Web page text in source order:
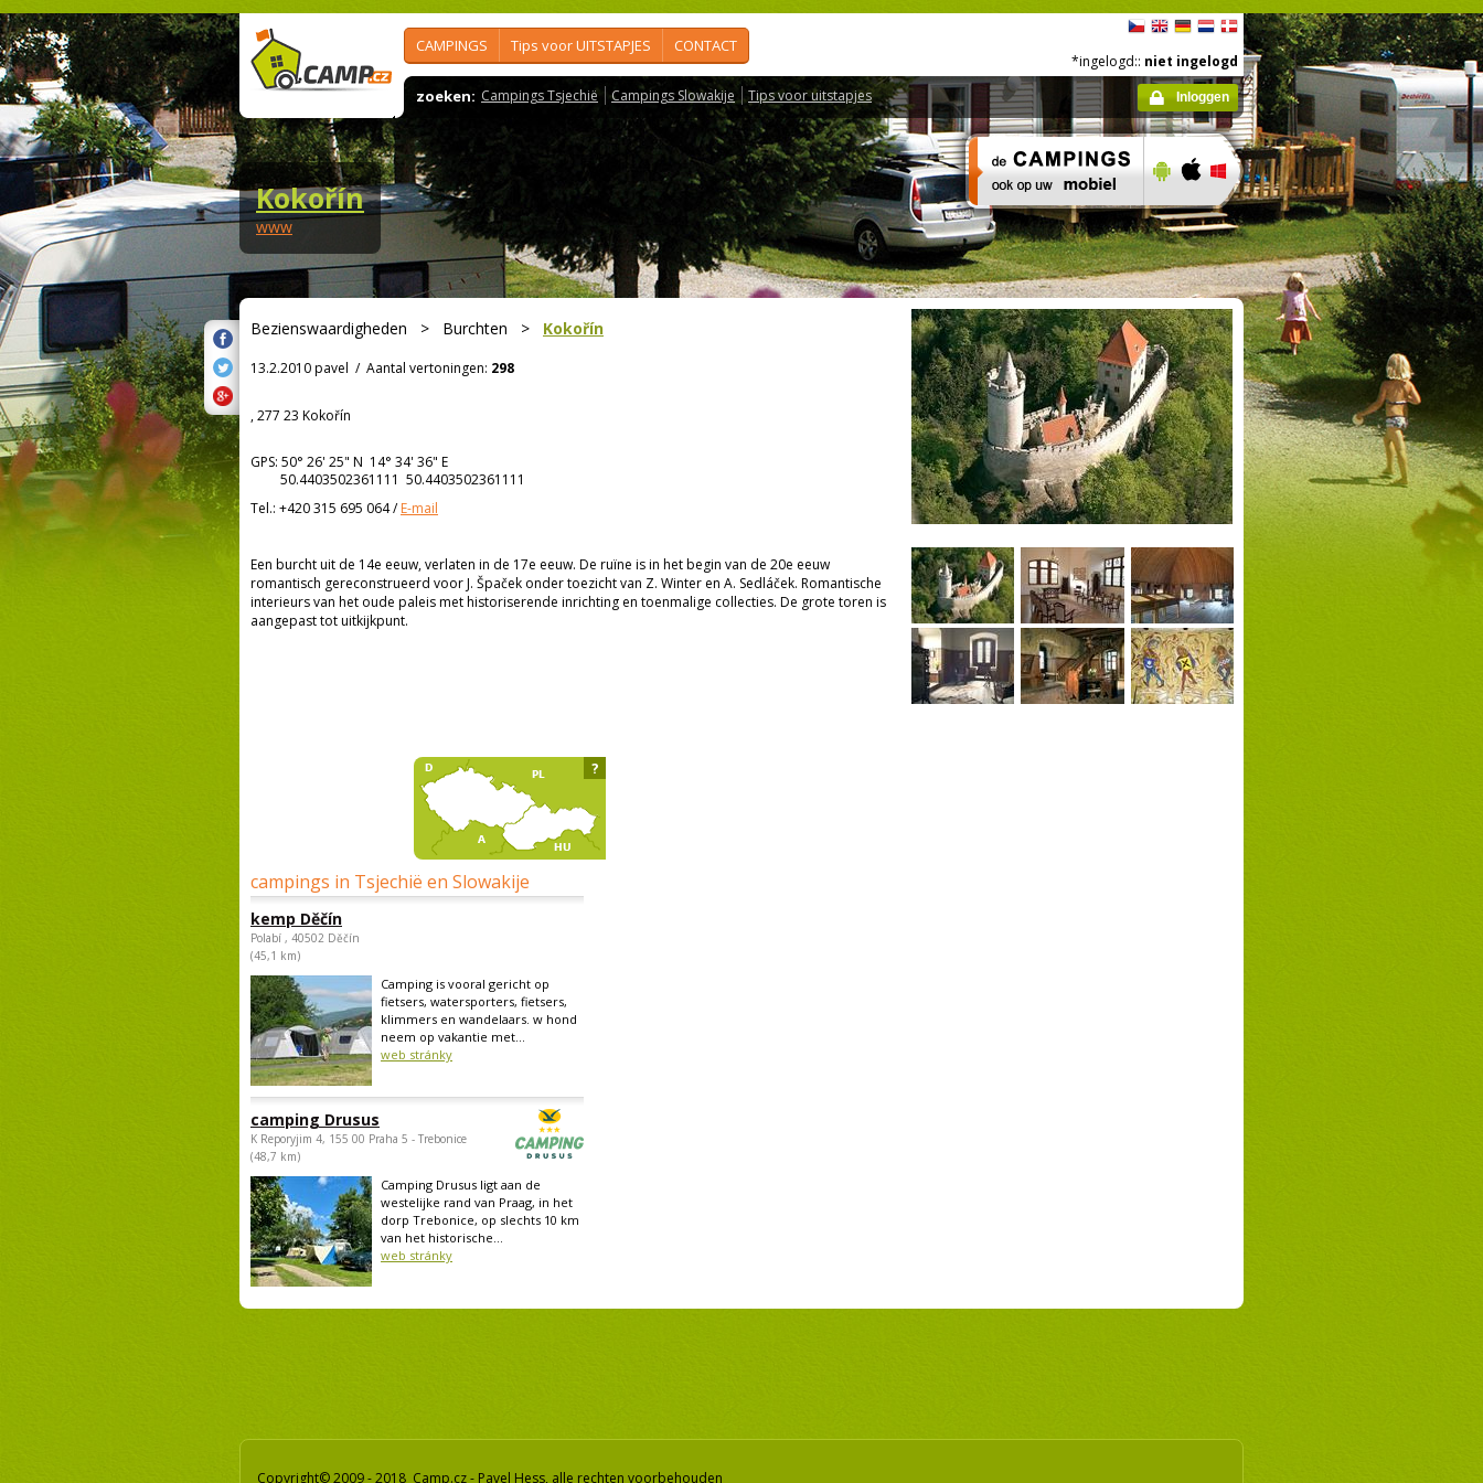
CAMPINGS Tips voor UITSTAPJES CONTACT
zoeken: Campings Tsjechië Campings Slowakije Tips voor uitstapjes
*ingelogd:: niet ingelogd
Inloggen
Kokořín
www
Bezienswaardigheden > Burchten > Kokořín
13.2.2010 pavel / Aantal vertoningen: 298
, 277 23 Kokořín
GPS: 50° 26' 25" N 14° 34' 36" E
50.4403502361111 50.4403502361111
Tel.: +420 315 695 064/E-mail
Een burcht uit de 14e eeuw, verlaten in de 17e eeuw. De ruïne is in het begin van de 20e eeuw
romantisch gereconstrueerd voor J. Špaček onder toezicht van Z. Winter en A. Sedláček. Romantische
interieurs van het oude paleis met historiserende inrichting en toenmalige collecties. De grote toren is
aangepast tot uitkijkpunt.
campings in Tsjechië en Slowakije
kemp Děčín
Polabí , 40502 Děčín
(45,1 km)
Camping is vooral gericht op
fietsers, watersporters, fietsers,
klimmers en wandelaars. w hond
neem op vakantie met...
web stránky
camping Drusus
K Reporyjim 4, 155 00 Praha 5 - Trebonice
(48,7 km)
Camping Drusus ligt aan de
westelijke rand van Praag, in het
dorp Trebonice, op slechts 10 km
van het historische...
web stránky
?
Copyright© 2009 - 2018 Camp.cz - Pavel Hess, alle rechten voorbehouden